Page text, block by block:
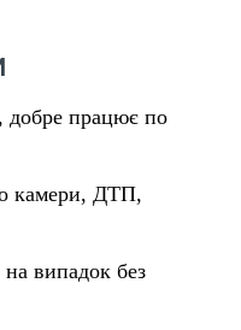
добре працює по
камери, ДТП,
випадок без